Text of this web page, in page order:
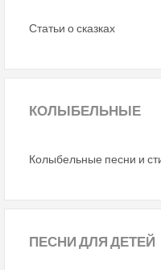
Статьи о сказках
КОЛЫБЕЛЬНЫЕ
Колыбельные песни и
ПЕСНИДЛЯ ДЕТЕЙ